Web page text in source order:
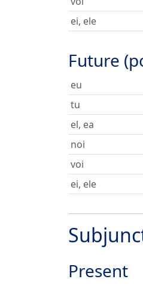
ei, ele
Future
eu
tu
el, ea
noi
voi
ei, ele
Present